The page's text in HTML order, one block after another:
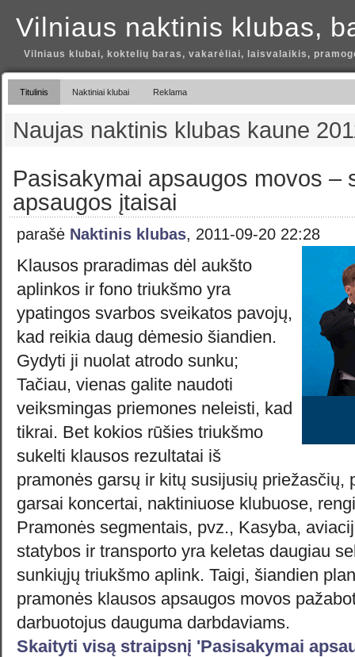
Vilniaus naktinis klubas,
Vilniaus klubai, koktelių baras, vakarėliai, laisvalaikis,
Titulinis Naktiniai klubai Reklama
Naujas naktinis klubas kaune
Pasisakymai apsaugos movos –
apsaugos įtaisai
parašė Naktinis klubas, 2011-09-20 22:28
Klausos praradimas dėl aukšto
aplinkos ir fono triukšmo yra
ypatingos svarbos sveikatos pavojų,
kad reikia daug dėmesio šiandien.
Gydyti ji nuolat atrodo sunku;
Tačiau, vienas galite naudoti
veiksmingas priemones neleisti, kad
tikrai. Bet kokios rūšies triukšmo
sukelti klausos rezultatai iš
pramonės garsų ir kitų susijusių priežasčių,
garsai koncertai, naktiniuose klubuose,
Pramonės segmentais, pvz., Kasyba,
statybos ir transporto yra keletas daugiau
sunkiųjų triukšmo aplink. Taigi, šiandien
pramonės klausos apsaugos movos
darbuotojus dauguma darbdaviams.
Skaityti visą straipsnį 'Pasisakymai